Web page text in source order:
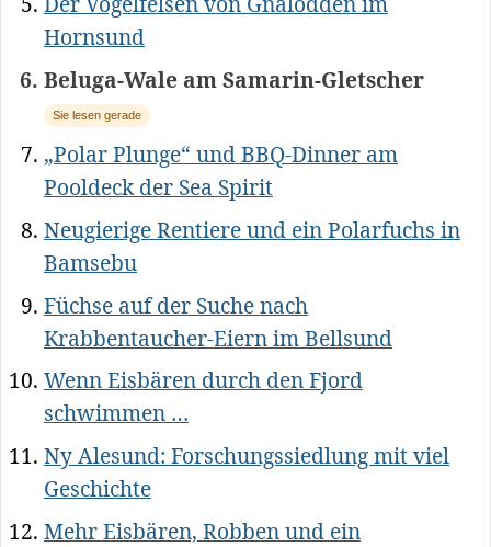
Hornsund
Beluga-Wale am Samarin-Gletscher
Sie lesen gerade
„Polar Plunge“ und BBQ-Dinner am
Pooldeck der Sea Spirit
Neugierige Rentiere und ein Polarfuchs in
Bamsebu
Füchse auf der Suche nach
Krabbentaucher-Eiern im Bellsund
Wenn Eisbären durch den Fjord
schwimmen …
Ny Alesund: Forschungssiedlung mit viel
Geschichte
Mehr Eisbären, Robben und ein